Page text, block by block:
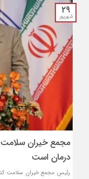
۲۹
شهریور
مجمع خیران سلامت
درمان است
رئیس مجمع خیران سلامت